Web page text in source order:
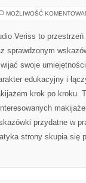
MOŻLIWOŚĆ
Veriss to
sprawdzonym
swoje
edukacyjny i
krok po kroku.
przydatne w
strony skupia się